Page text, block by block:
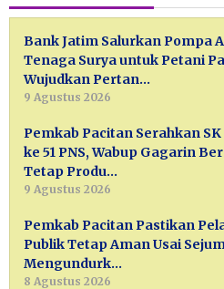
Bank Jatim Salurkan Pompa
Tenaga Surya untuk Petani
Wujudkan Pertan…
9 Agustus 2026
Pemkab Pacitan Serahkan
ke 51 PNS, Wabup Gagarin
Tetap Produ…
9 Agustus 2026
Pemkab Pacitan Pastikan
Publik Tetap Aman Usai
Mengundurk…
8 Agustus 2026